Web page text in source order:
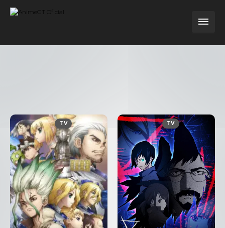
TV TV